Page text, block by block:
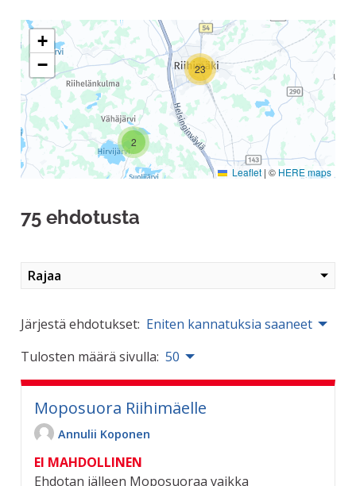
Seuraavassa elementissä on kartta, joka esittää
2
23
+
−
Leaflet | © HERE maps
75 ehdotusta
Rajaa
Järjestä ehdotukset: Eniten kannatuksia saaneet
Tulosten määrä sivulla: 50
Moposuora Riihimäelle
Annulii Koponen
EI MAHDOLLINEN
Ehdotan jälleen Moposuoraa vaikka